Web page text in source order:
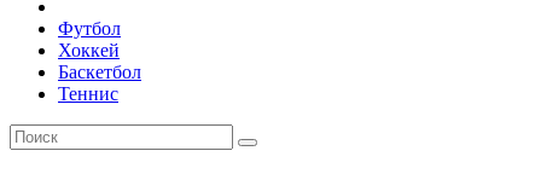
Футбол
Хоккей
Баскетбол
Теннис